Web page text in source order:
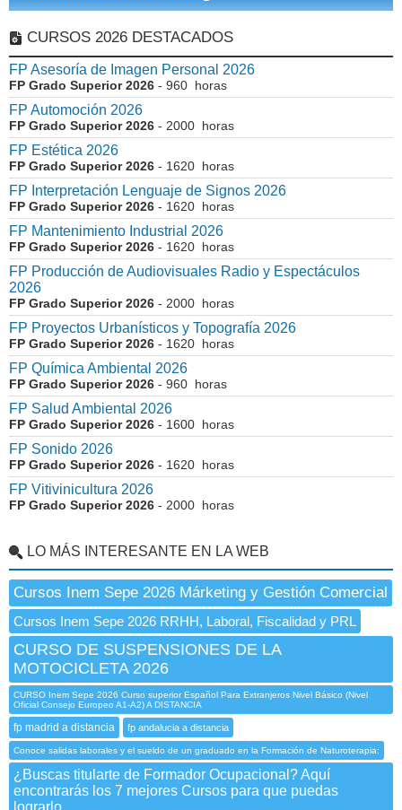
CURSOS 2026 DESTACADOS
FP Asesoría de Imagen Personal 2026
FP Grado Superior 2026 - 960 horas
FP Automoción 2026
FP Grado Superior 2026 - 2000 horas
FP Estética 2026
FP Grado Superior 2026 - 1620 horas
FP Interpretación Lenguaje de Signos 2026
FP Grado Superior 2026 - 1620 horas
FP Mantenimiento Industrial 2026
FP Grado Superior 2026 - 1620 horas
FP Producción de Audiovisuales Radio y Espectáculos
2026
FP Grado Superior 2026 - 2000 horas
FP Proyectos Urbanísticos y Topografía 2026
FP Grado Superior 2026 - 1620 horas
FP Química Ambiental 2026
FP Grado Superior 2026 - 960 horas
FP Salud Ambiental 2026
FP Grado Superior 2026 - 1600 horas
FP Sonido 2026
FP Grado Superior 2026 - 1620 horas
FP Vitivinicultura 2026
FP Grado Superior 2026 - 2000 horas
LO MÁS INTERESANTE EN LA WEB
Cursos Inem Sepe 2026 Márketing y Gestión Comercial
Cursos Inem Sepe 2026 RRHH, Laboral, Fiscalidad y PRL
CURSO DE SUSPENSIONES DE LA
MOTOCICLETA 2026
CURSO Inem Sepe 2026 Curso superior Español Para Extranjeros Nivel Básico (Nivel
Oficial Consejo Europeo A1-A2) A DISTANCIA
fp madrid a distancia fp andalucia a distancia
Conoce salidas laborales y el sueldo de un graduado en la Formación de Naturoterapia:
¿Buscas titularte de Formador Ocupacional? Aquí
encontrarás los 7 mejores Cursos para que puedas
lograrlo